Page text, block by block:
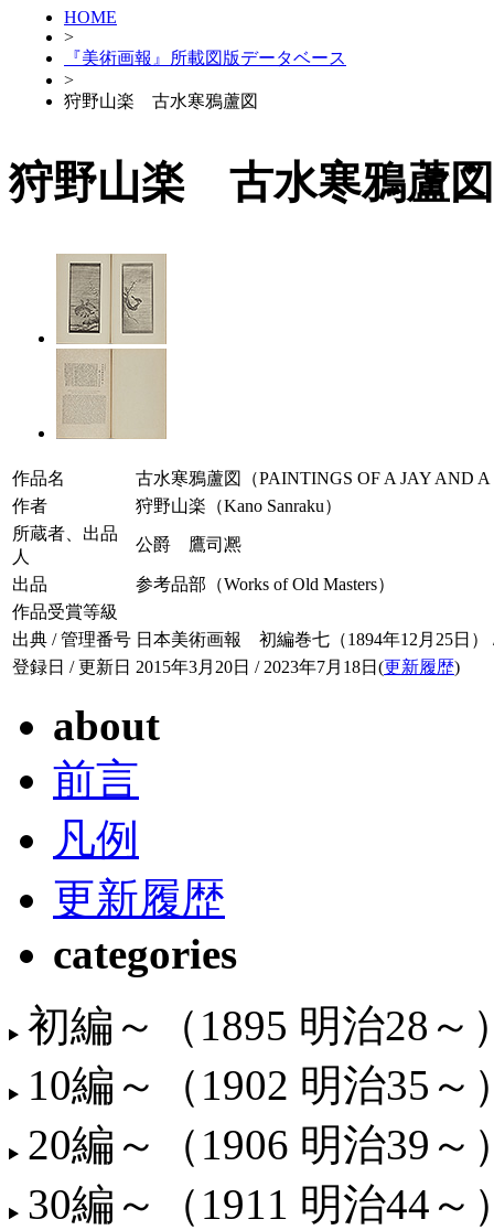
HOME
>
『美術画報』所載図版データベース
>
狩野山楽 古水寒鴉蘆図
狩野山楽 古水寒鴉蘆図
作品名
古水寒鴉蘆図（PAINTINGS OF A JAY AND
作者
狩野山楽（Kano Sanraku）
所蔵者、出品
人
公爵 鷹司凞
出品
参考品部（Works of Old Masters）
作品受賞等級
出典 / 管理番号 日本美術画報 初編巻七（1894年12月25日）
登録日 / 更新日 2015年3月20日 / 2023年7月18日(更新履歴)
about
前言
凡例
更新履歴
categories
初編～（1895 明治28～
10編～（1902 明治35～
20編～（1906 明治39～
30編～（1911 明治44～